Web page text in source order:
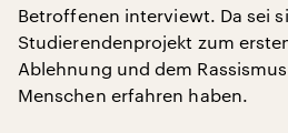
Betroffenen interviewt. Da sei
Studierendenprojekt zum
Ablehnung und dem
Menschen erfahren haben.